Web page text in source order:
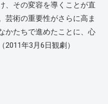
、その変容を導くことが直
芸術の重要性がさらに高ま
かたちで進めたことに、心
年3月6日観劇）